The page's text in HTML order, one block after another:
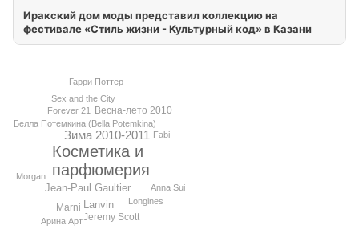
Иракский дом моды представил коллекцию на
фестивале «Стиль жизни - Культурный код» в Казани
Косметика и
парфюмерия
Зима 2010-2011
Jean-Paul Gaultier
Lanvin
Весна-лето 2010
Jeremy Scott
Marni
Белла Потемкина (Bella Potemkina)
Sex and the City
Anna Sui
Forever 21
Гарри Поттер
Longines
Арина Арт
Fabi
Morgan